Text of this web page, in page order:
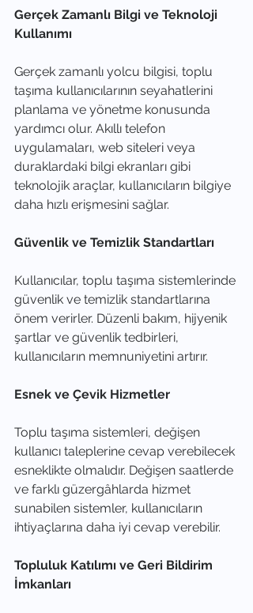
Gerçek Zamanlı Bilgi ve Teknoloji
Kullanımı
Gerçek zamanlı yolcu bilgisi, toplu
taşıma kullanıcılarının seyahatlerini
planlama ve yönetme konusunda
yardımcı olur. Akıllı telefon
uygulamaları, web siteleri veya
duraklardaki bilgi ekranları gibi
teknolojik araçlar, kullanıcıların bilgiye
daha hızlı erişmesini sağlar.
Güvenlik ve Temizlik Standartları
Kullanıcılar, toplu taşıma sistemlerinde
güvenlik ve temizlik standartlarına
önem verirler. Düzenli bakım, hijyenik
şartlar ve güvenlik tedbirleri,
kullanıcıların memnuniyetini artırır.
Esnek ve Çevik Hizmetler
Toplu taşıma sistemleri, değişen
kullanıcı taleplerine cevap verebilecek
esneklikte olmalıdır. Değişen saatlerde
ve farklı güzergâhlarda hizmet
sunabilen sistemler, kullanıcıların
ihtiyaçlarına daha iyi cevap verebilir.
Topluluk Katılımı ve Geri Bildirim
İmkanları